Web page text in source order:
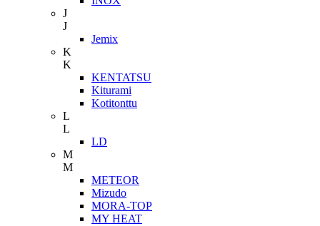
J
J
Jemix
K
K
KENTATSU
Kiturami
Kotitonttu
L
L
LD
M
M
METEOR
Mizudo
MORA-TOP
MY HEAT